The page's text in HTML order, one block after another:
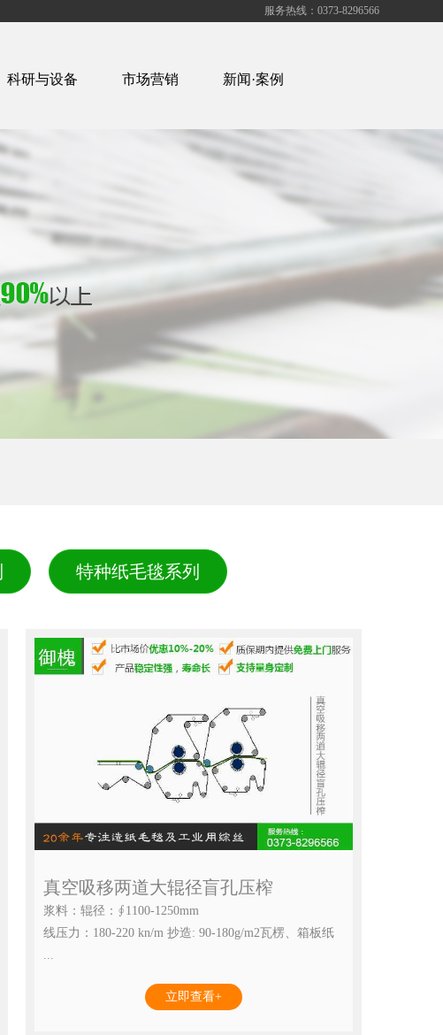
服务热线：0373-8296566
科研与设备 市场营销 新闻·案例
特种纸毛毯系列
真空吸移两道大辊径盲孔压榨
浆料：辊径：∮1100-1250mm
线压力：180-220 kn/m 抄造: 90-180g/m2瓦楞、箱板纸
...
立即查看+